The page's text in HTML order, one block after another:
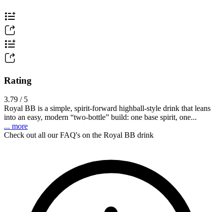
Rating
3.79 / 5
Royal BB is a simple, spirit-forward highball-style drink that leans
into an easy, modern “two-bottle” build: one base spirit, one...
... more
Check out all our FAQ's on the Royal BB drink